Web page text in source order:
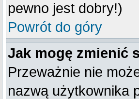
pewno jest dobry!)
Powrót do góry
Jak mogę zmienić
Przeważnie nie
nazwą użytkownika